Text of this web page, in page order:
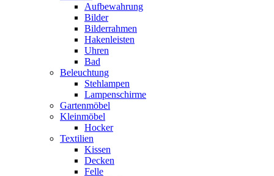
Aufbewahrung
Bilder
Bilderrahmen
Hakenleisten
Uhren
Bad
Beleuchtung
Stehlampen
Lampenschirme
Gartenmöbel
Kleinmöbel
Hocker
Textilien
Kissen
Decken
Felle